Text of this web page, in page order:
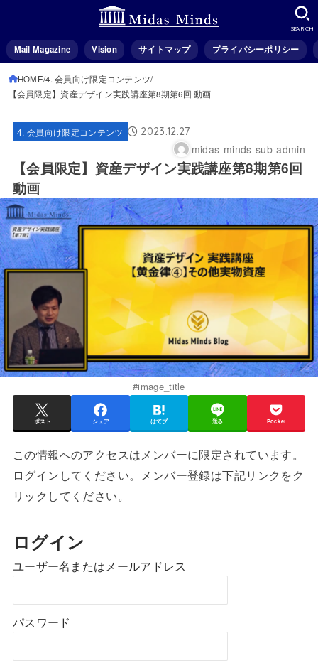
Mail Magazine Vision サイトマップ プライバシーポリシー
SEARCH
HOME 4. 会員向け限定コンテンツ
【会員限定】資産デザイン実践講座第8期第6回 動画
4. 会員向け限定コンテンツ 2023.12.27
midas-minds-sub-admin
【会員限定】資産デザイン実践講座第8期第6回
動画
#image_title
ポスト シェア はてブ 送る Pocket
この情報へのアクセスはメンバーに限定されています。
ログインしてください。メンバー登録は下記リンクをク
リックしてください。
ログイン
ユーザー名またはメールアドレス
パスワード